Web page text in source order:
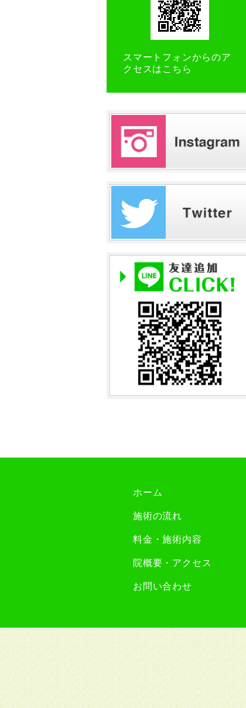
スマートフォンからのア
クセスはこちら
ホーム
施術の流れ
料金・施術内容
院概要・アクセス
お問い合わせ